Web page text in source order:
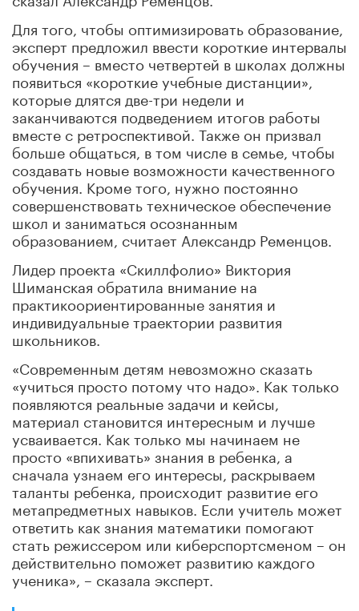
Для того, чтобы оптимизировать образование,
эксперт предложил ввести короткие интервалы
обучения – вместо четвертей в школах должны
появиться «короткие учебные дистанции»,
которые длятся две-три недели и
заканчиваются подведением итогов работы
вместе с ретроспективой. Также он призвал
больше общаться, в том числе в семье, чтобы
создавать новые возможности качественного
обучения. Кроме того, нужно постоянно
совершенствовать техническое обеспечение
школ и заниматься осознанным
образованием, считает Александр Ременцов.
Лидер проекта «Скиллфолио» Виктория
Шиманская обратила внимание на
практикоориентированные занятия и
индивидуальные траектории развития
школьников.
«Современным детям невозможно сказать
«учиться просто потому что надо». Как только
появляются реальные задачи и кейсы,
материал становится интересным и лучше
усваивается. Как только мы начинаем не
просто «впихивать» знания в ребенка, а
сначала узнаем его интересы, раскрываем
таланты ребенка, происходит развитие его
метапредметных навыков. Если учитель может
ответить как знания математики помогают
стать режиссером или киберспортсменом – он
действительно поможет развитию каждого
ученика», – сказала эксперт.